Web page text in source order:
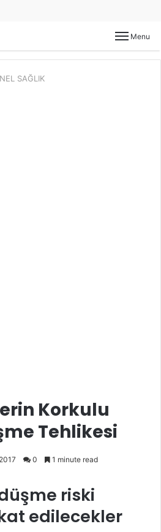
Menu
SAĞLIK
Korkulu
Tehlikesi
0 1 minute read
riski
edilecekler